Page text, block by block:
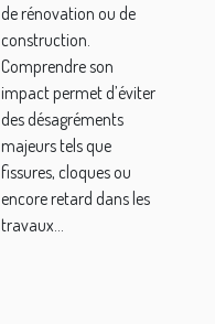
de rénovation ou de
construction.
Comprendre son
impact permet d’éviter
des désagréments
majeurs tels que
fissures, cloques ou
encore retard dans les
travaux...